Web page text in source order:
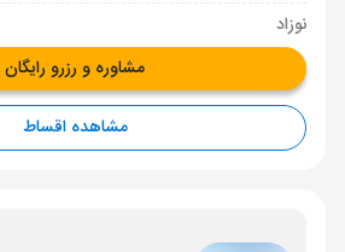
نوزاد
مشاوره و رزرو رایگان
مشاهده اقساط